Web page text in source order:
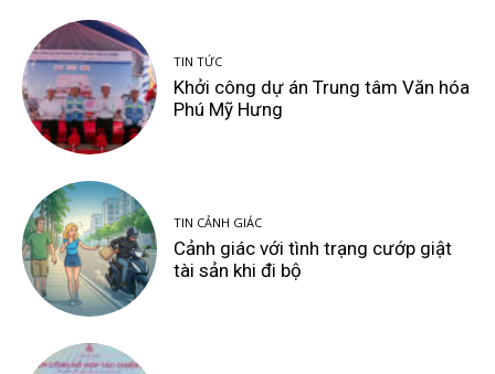
TIN TỨC
Khởi công dự án Trung tâm Văn hóa
Phú Mỹ Hưng
TIN CẢNH GIÁC
Cảnh giác với tình trạng cướp giật
tài sản khi đi bộ